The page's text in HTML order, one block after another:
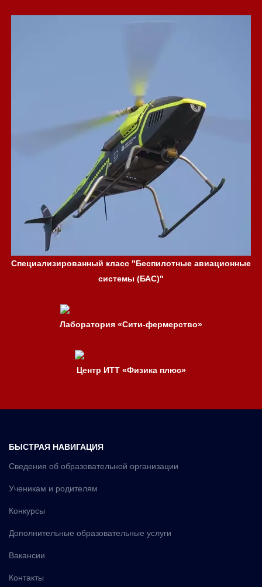
Специализированный класс "Беспилотные авиационные
системы (БАС)"
Лаборатория «Сити-фермерство»
Центр ИТТ «Физика плюс»
БЫСТРАЯ НАВИГАЦИЯ
Сведения об образовательной организации
Ученикам и родителям
Конкурсы
Дополнительные образовательные услуги
Вакансии
Контакты